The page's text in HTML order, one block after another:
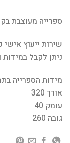
ספרייה מעוצבת
שירות ייעוץ אישי
ניתן לקבל במידות
מידות הספרייה
אורך 320
עומק 40
גובה 260